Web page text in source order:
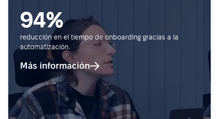
94%
reducción en el tiempo de onboarding gracias a la
automatización.
Más información